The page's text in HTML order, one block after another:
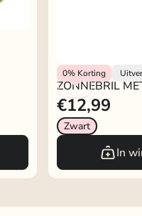
0%Korting
Rokjeklokje
ZONNEBRIL
€12,99
Zwart
In